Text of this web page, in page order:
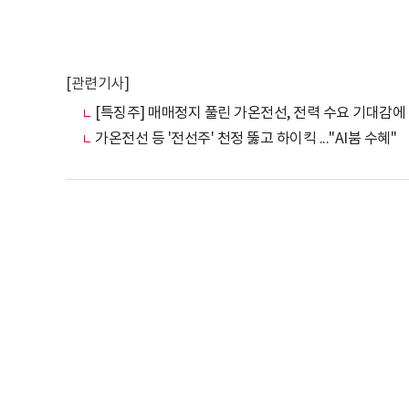
[관련기사]
[특징주] 매매정지 풀린 가온전선, 전력 수요 기대감
가온전선 등 '전선주' 천정 뚫고 하이킥 ..."AI붐 수혜"